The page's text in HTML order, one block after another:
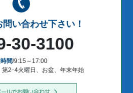
い合わせ下さい！
30-3100
間/9:15～17:00
第2･4火曜日、お盆、年末年始